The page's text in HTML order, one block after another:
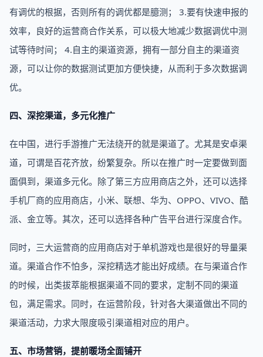
有调优的根据，否则所有的调优都是臆测； 3.要有快速申报的
效率，良好的运营商合作关系，可以极大地减少数据调优中测
试等待时间； 4.自主的渠道资源，拥有一部分自主的渠道资
源，可以让你的数据测试更加方便快捷，从而利于多次数据调
优。
四、深挖渠道，多元化推广
在中国，进行手游推广无法绕开的就是渠道了。尤其是安卓渠
道，可谓是百花齐放，纷繁复杂。所以在推广时一定要做到面
面俱到，渠道多元化。除了第三方应用商店之外，还可以选择
手机厂商的应用商店，小米、联想、华为、OPPO、VIVO、酷
派、金立等。其次，还可以选择各种广告平台进行深度合作。
同时，三大运营商的应用商店对于单机游戏也是很好的导量渠
道。渠道合作不怕多，深挖精选才能出好成绩。在与渠道合作
的时候，出类拔萃能根据渠道不同的要求，定制不同的渠道
包，满足需求。同时，在运营阶段，针对各大渠道做出不同的
渠道活动，力求大限度吸引渠道相对应的用户。
五、市场营销，提前暖场全面铺开